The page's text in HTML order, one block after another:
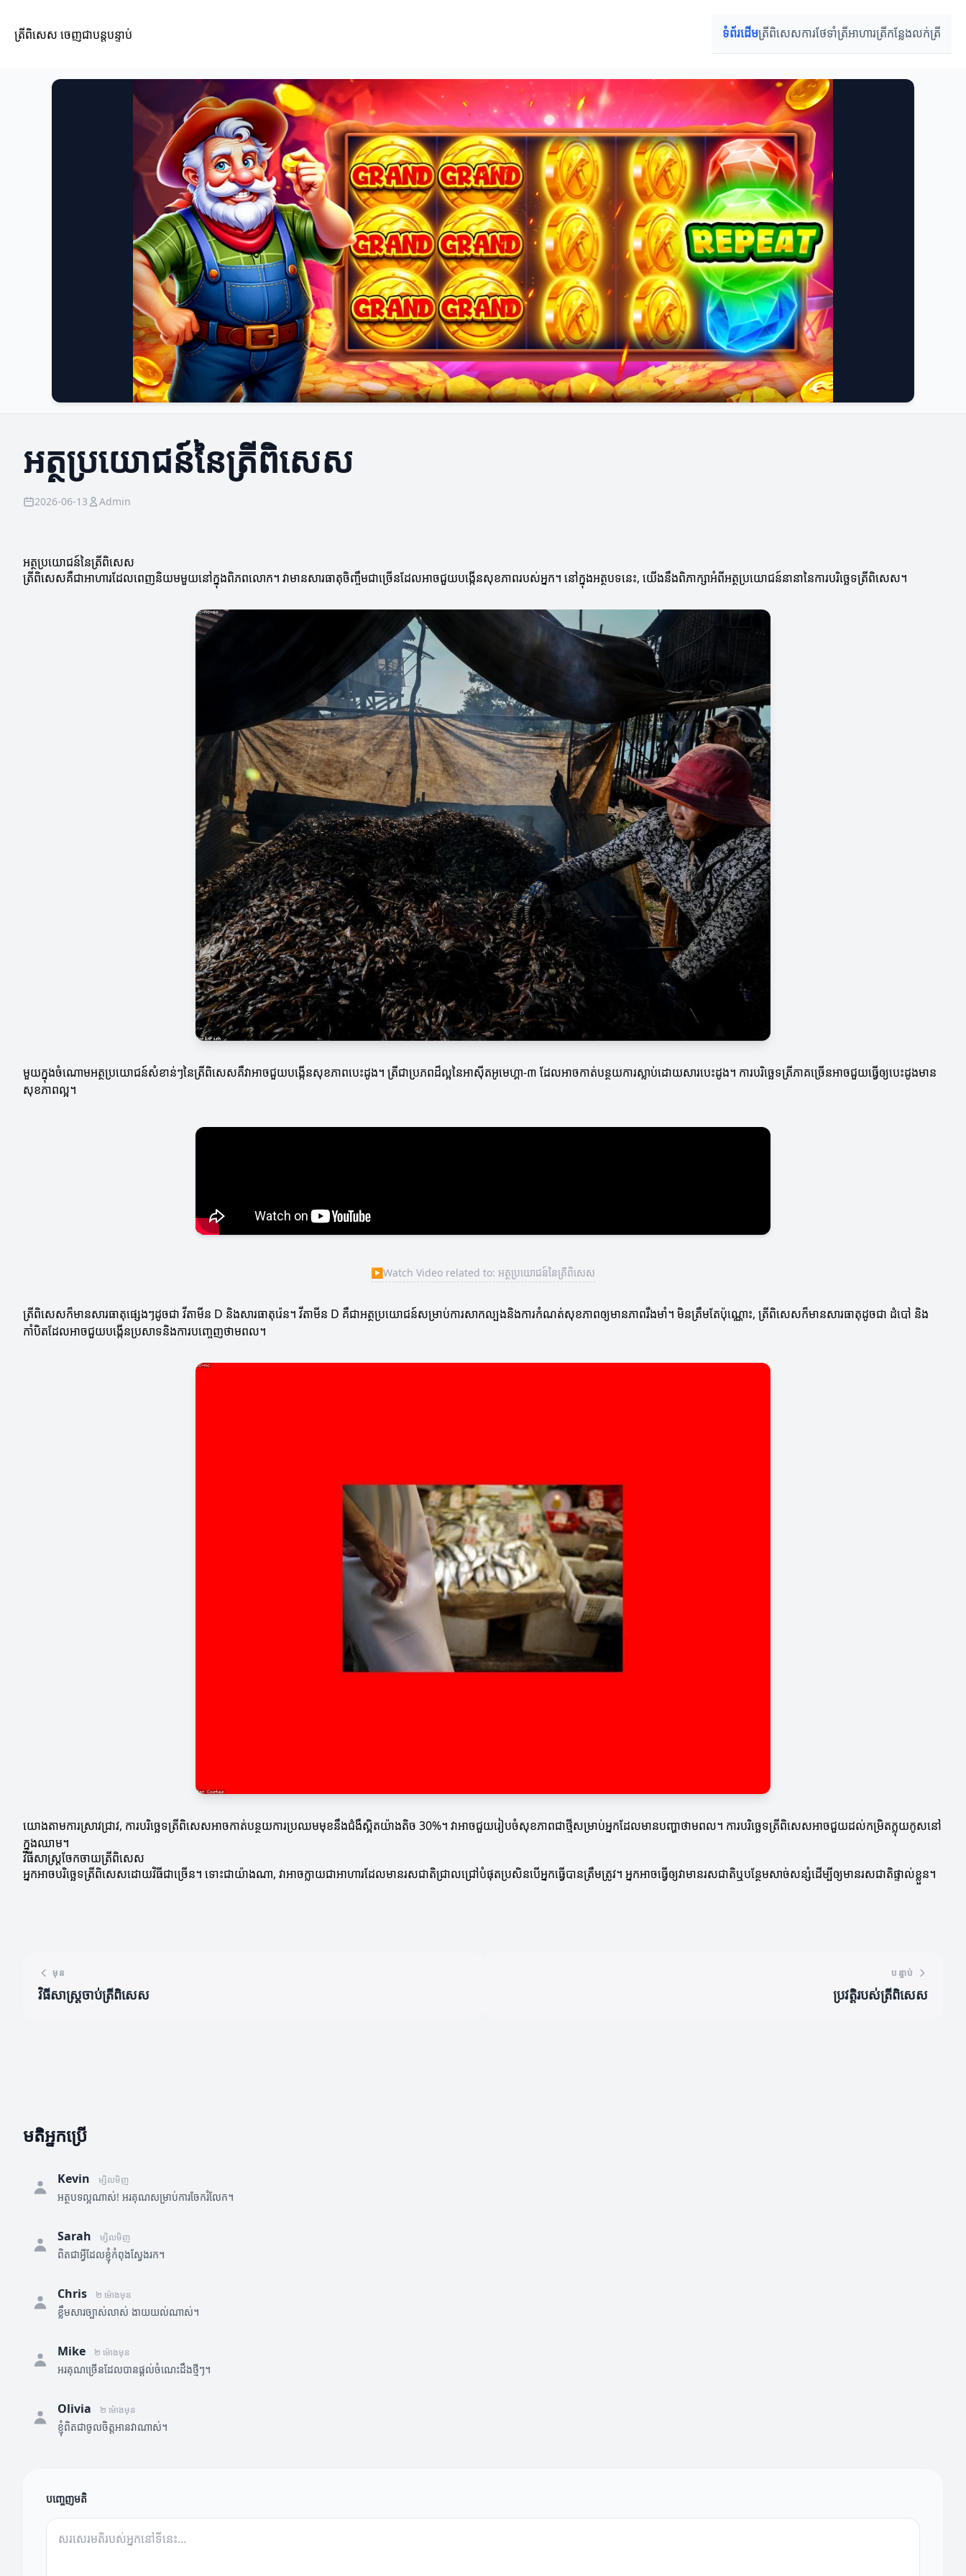
ត្រីពិសេស ចេញជាបន្តបន្ទាប់ ទំព័រដើមត្រីពិសេសការថែទាំត្រីអាហារត្រីកន្លែងលក់ត្រី
អត្ថប្រយោជន៍នៃត្រីពិសេស
2026-06-13 Admin
អត្ថប្រយោជន៍នៃត្រីពិសេស
ត្រីពិសេសគឺជាអាហារដែលពេញនិយមមួយនៅក្នុងពិភពលោក។ វាមានសារធាតុចិញ្ចឹមជាច្រើនដែលអាចជួយបង្កើនសុខភាពរបស់អ្នក។ នៅក្នុងអត្ថបទនេះ, យើងនឹងពិភាក្សាអំពីអត្ថប្រយោជន៍នានានៃការបរិច្ឆេទត្រីពិសេស។
មួយក្នុងចំណោមអត្ថប្រយោជន៍សំខាន់ៗនៃត្រីពិសេសគឺវាអាចជួយបង្កើនសុខភាពបេះដូង។ ត្រីជាប្រភពដ៏ល្អនៃអាស៊ីតអូមេហ្គា-៣ ដែលអាចកាត់បន្ថយការស្លាប់ដោយសារបេះដូង។ ការបរិច្ឆេទត្រីភាគច្រើនអាចជួយធ្វើឲ្យបេះដូងមាន
សុខភាពល្អ។
▶Watch Video related to: អត្ថប្រយោជន៍នៃត្រីពិសេស
ត្រីពិសេសក៏មានសារធាតុផ្សេងៗដូចជា វីតាមីន D និងសារធាតុរ៉េន។ វីតាមីន D គឺជាអត្ថប្រយោជន៍សម្រាប់ការសាកល្បងនិងការកំណត់សុខភាពឲ្យមានភាពរឹងមាំ។ មិនត្រឹមតែប៉ុណ្ណោះ, ត្រីពិសេសក៏មានសារធាតុដូចជា ដំបៅ និង
កាំបិតដែលអាចជួយបង្កើនប្រសាទនិងការបញ្ចេញថាមពល។
យោងតាមការស្រាវជ្រាវ, ការបរិច្ឆេទត្រីពិសេសអាចកាត់បន្ថយការប្រឈមមុខនឹងជំងឺស្អិតយ៉ាងតិច 30%។ វាអាចជួយរៀបចំសុខភាពជាថ្មីសម្រាប់អ្នកដែលមានបញ្ហាថាមពល។ ការបរិច្ឆេទត្រីពិសេសអាចជួយដល់កម្រិតក្លុយកូសនៅ
ក្នុងឈាម។
វិធីសាស្ត្រចែកចាយត្រីពិសេស
អ្នកអាចបរិច្ឆេទត្រីពិសេសដោយវិធីជាច្រើន។ ទោះជាយ៉ាងណា, វាអាចក្លាយជាអាហារដែលមានរសជាតិជ្រាលជ្រៅបំផុតប្រសិនបើអ្នកធ្វើបានត្រឹមត្រូវ។ អ្នកអាចធ្វើឲ្យវាមានរសជាតិឬបន្ថែមសាច់សន្សំដើម្បីឲ្យមានរសជាតិផ្ទាល់ខ្លួន។
មុន
វិធីសាស្ត្រចាប់ត្រីពិសេស
បន្ទាប់
ប្រវត្តិរបស់ត្រីពិសេស
មតិអ្នកប្រើ
Kevin ម្សិលមិញ
អត្ថបទល្អណាស់! អរគុណសម្រាប់ការចែករំលែក។
Sarah ម្សិលមិញ
ពិតជាអ្វីដែលខ្ញុំកំពុងស្វែងរក។
Chris ២ ម៉ោងមុន
ខ្លឹមសារច្បាស់លាស់ ងាយយល់ណាស់។
Mike ២ ម៉ោងមុន
អរគុណច្រើនដែលបានផ្តល់ចំណេះដឹងថ្មីៗ។
Olivia ២ ម៉ោងមុន
ខ្ញុំពិតជាចូលចិត្តអានវាណាស់។
បញ្ចេញមតិ